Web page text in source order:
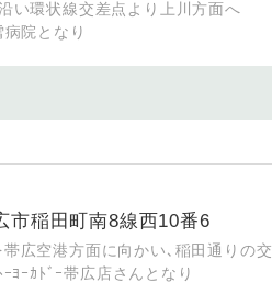
い環状線交差点より上川方面へ
院となり
市稲田町南8線西10番6
広空港方面に向かい､稲田通りの交
ﾖｰｶﾄﾞｰ帯広店さんとなり